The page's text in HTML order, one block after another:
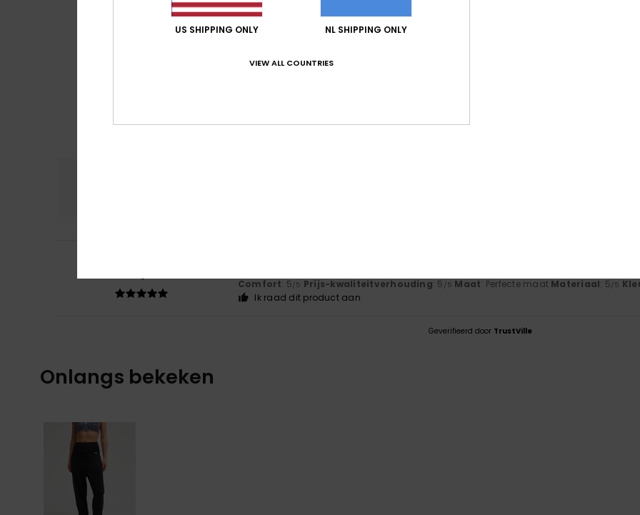
gebaseerd op1 geverifieerde beoordelingen
Comfort: 5/5 Prijs-kwaliteitverhouding: 5 /5 Maat: Perfecte maat Materiaal: 5/5
Ik raad dit product aan
Geverifieerd door TrustVille
Onlangs bekeken
US SHIPPING ONLY NL SHIPPING ONLY
VIEW ALL COUNTRIES